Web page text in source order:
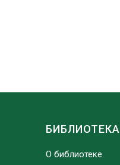
БИБЛИОТЕКА
О библиотеке